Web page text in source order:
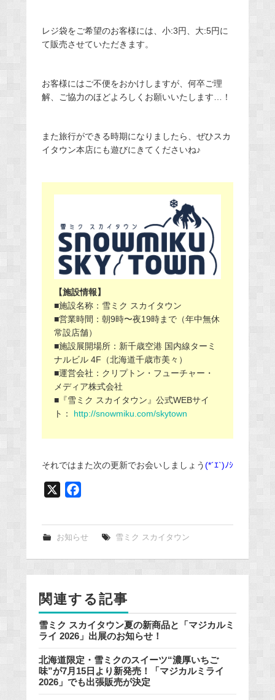
レジ袋をご希望のお客様には、小:3円、大:5円に
て販売させていただきます。
お客様にはご不便をおかけしますが、何卒ご理
解、ご協力のほどよろしくお願いいたします…！
また旅行ができる時期になりましたら、ぜひスカ
イタウン本店にも遊びにきてくださいね♪
【施設情報】
■施設名称：雪ミク スカイタウン
■営業時間：朝9時〜夜19時まで（年中無休
常設店舗）
■施設展開場所：新千歳空港 国内線ターミ
ナルビル 4F（北海道千歳市美々）
■運営会社：クリプトン・フューチャー・
メディア株式会社
■『雪ミク スカイタウン』公式WEBサイ
ト：
http://snowmiku.com/skytown
それではまた次の更新でお会いしましょう(*´ｴ`)ﾉｼ
e
k
お知らせ 雪ミク スカイタウン
関連する記事
雪ミク スカイタウン夏の新商品と「マジカルミ
ライ 2026」出展のお知らせ！
北海道限定・雪ミクのスイーツ“濃厚いちご
味”が7月15日より新発売！「マジカルミライ
2026」でも出張販売が決定